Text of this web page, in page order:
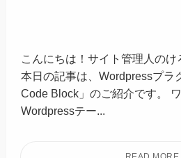
こんにちは！サイト管理人の
本日の記事は、Wordpressプラ
Code Block」のご紹介です。
Wordpressテー...